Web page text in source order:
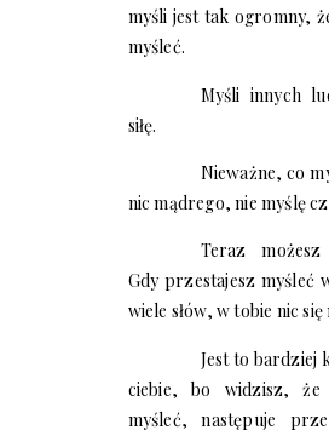
myśli jest tak ogromny,
myśleć.
Myśli innych
siłę.
Nieważne, co
nic mądrego, nie myślę
Teraz
Gdy przestajesz myśleć
wiele słów, w tobie nic się
Jest to bardziej
ciebie, bo widzisz,
myśleć, następuje